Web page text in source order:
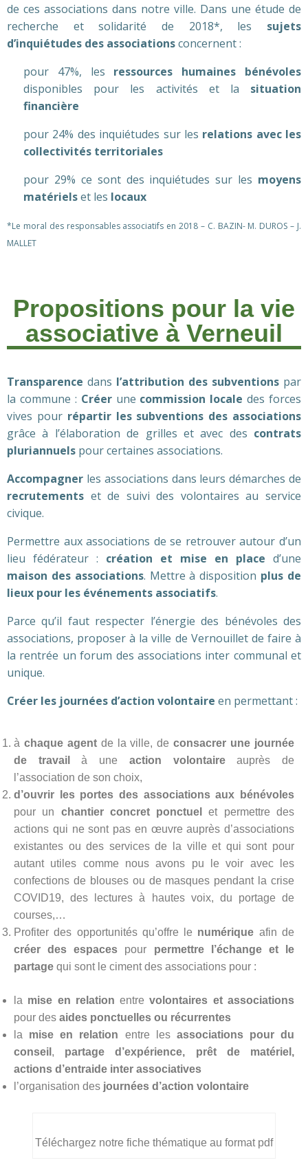
de ces associations dans notre ville. Dans une étude de
recherche et solidarité de 2018*, les sujets
d’inquiétudes des associationsconcernent :
pour 47%, les ressources humaines bénévoles
disponibles pour les activités et la situation
financière
pour 24% des inquiétudes sur les relations avec les
collectivités territoriales
pour 29% ce sont des inquiétudes sur les moyens
matérielset les locaux
*Le moral des responsables associatifs en 2018 – C. BAZIN- M. DUROS – J.
MALLET
Propositions pour la vie
associative à Verneuil
Transparence dans l’attribution des subventions par
la commune : Créerune commission localedes forces
vives pour répartir les subventions des associations
grâce à l’élaboration de grilles et avec des contrats
pluriannuels pour certaines associations.
Accompagner les associations dans leurs démarches de
recrutements et de suivi des volontaires au service
civique.
Permettre aux associations de se retrouver autour d’un
lieu fédérateur : création et mise en place d’une
maison des associations. Mettre à disposition plus de
lieux pour les événements associatifs.
Parce qu’il faut respecter l’énergie des bénévoles des
associations, proposer à la ville de Vernouillet de faire à
la rentrée un forum des associations inter communal et
unique.
Créer les journées d’action volontaire en permettant :
à chaque agent de la ville, deconsacrer une journée
de travail
à une action volontaireauprès de
l’association de son choix,
d’ouvrir les portes des associations aux bénévoles
pour un chantier concret ponctuelet permettre des
actions qui ne sont pas en œuvre auprès d’associations
existantes ou des services de la ville et qui sont pour
autant utiles comme nous avons pu le voir avec les
confections de blouses ou de masques pendant la crise
COVID19, des lectures à hautes voix, du portage de
courses,…
Profiter des opportunités qu’offre le numérique afin de
créer des espaces pour permettre l’échange et le
partage qui sont le ciment des associations pour :
la mise en relation entrevolontaires et associations
pour des aides ponctuelles ou récurrentes
la mise en relation entre les associations pour du
conseil , partage d’expérience, prêt de matériel,
actions d’entraide inter associatives
l’organisation des journées d’action volontaire
Téléchargez notre fiche thématique au format pdf